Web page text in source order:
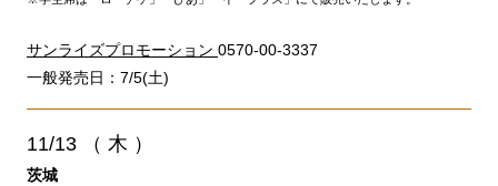
サンライズプロモーション 0570-00-3337
一般発売日：7/5(土)
11/13 （ 木 ）
茨城